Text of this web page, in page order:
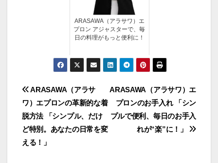
ARASAWA（アラサワ）エ
プロン アジャスターで、毎
日の料理がもっと便利に！
投
稿
ナ
ビ
ARASAWA（アラサワ）エ
プロンのお手入れ 「シン
プルで便利、毎日のお手入
れが“楽”に！」
ARASAWA（アラサ
ワ）エプロンの革新的な着
脱方法 「シンプル、だけ
ど特別。あなたの日常を変
える！」